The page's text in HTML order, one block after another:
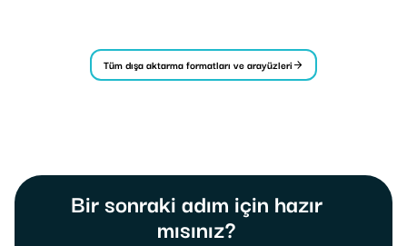
Tüm dışa aktarma formatları ve arayüzleri
Bir sonraki adım için hazır
mısınız?